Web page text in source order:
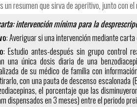
un resumen que sirva de aperitivo, junto con
intervención mínima para la
: Averiguar si una intervención mediante
: Estudio antes-después sin grupo control
una única dosis diaria de una
de su médico de familia con
con una pauta de descenso escalonada
el porcentaje que las
dispensados en 3 meses) entre el periodo